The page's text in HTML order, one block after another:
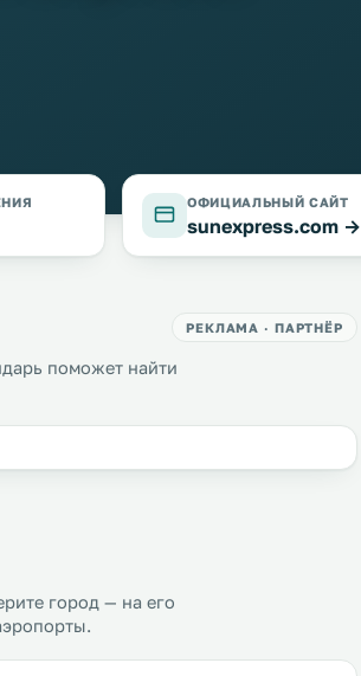
ОФИЦИАЛЬНЫЙ САЙТ
sunexpress.com →
РЕКЛАМА · ПАРТНЁР
поможет найти
город — на его